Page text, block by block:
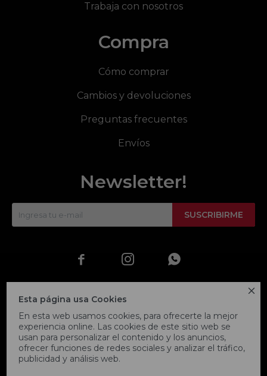

Esta página usa Cookies
En esta web usamos cookies, para ofrecerte la mejor
experiencia online. Las cookies de este sitio web se
usan para personalizar el contenido y los anuncios,
ofrecer funciones de redes sociales y analizar el tráfico,
publicidad y análisis web.
Trabaja con nosotros
Compra
Cómo comprar
Cambios y devoluciones
Preguntas frecuentes
Envíos
Newsletter!
SUSCRIBIRME
  